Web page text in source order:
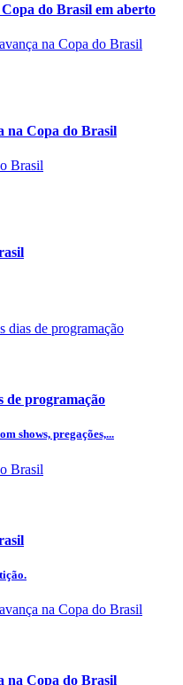
do Brasil em aberto
na Copa do Brasil
de programação
shows, pregações,...
na Copa do Brasil